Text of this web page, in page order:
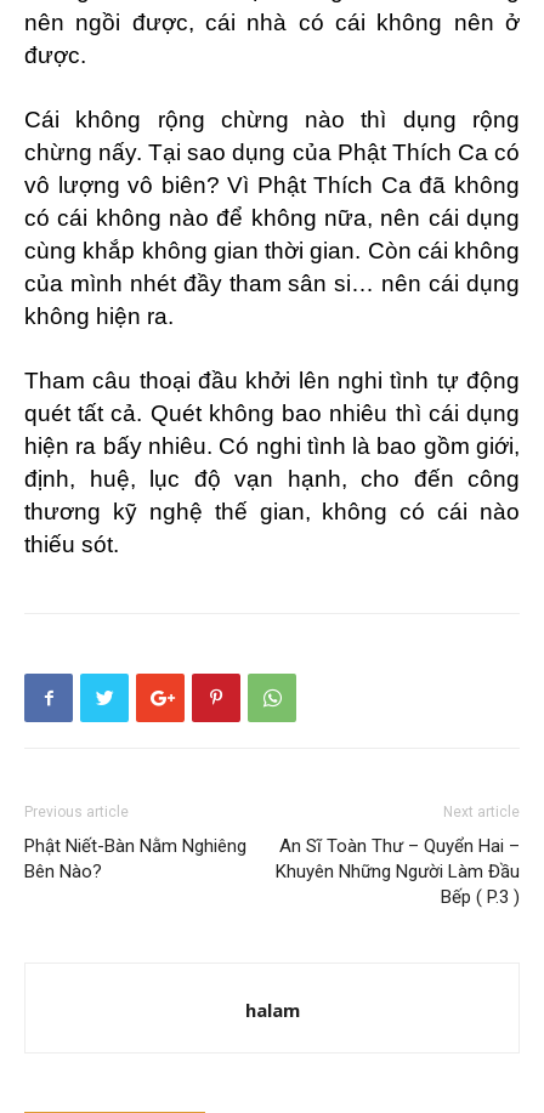
nên ngồi được, cái nhà có cái không nên ở
được.
Cái không rộng chừng nào thì dụng rộng
chừng nấy. Tại sao dụng của Phật Thích Ca có
vô lượng vô biên? Vì Phật Thích Ca đã không
có cái không nào để không nữa, nên cái dụng
cùng khắp không gian thời gian. Còn cái không
của mình nhét đầy tham sân si… nên cái dụng
không hiện ra.
Tham câu thoại đầu khởi lên nghi tình tự động
quét tất cả. Quét không bao nhiêu thì cái dụng
hiện ra bấy nhiêu. Có nghi tình là bao gồm giới,
định, huệ, lục độ vạn hạnh, cho đến công
thương kỹ nghệ thế gian, không có cái nào
thiếu sót.
Previous article
Phật Niết-Bàn Nằm Nghiêng
Bên Nào?
Next article
An Sĩ Toàn Thư – Quyển Hai –
Khuyên Những Người Làm Đầu
Bếp ( P.3 )
halam